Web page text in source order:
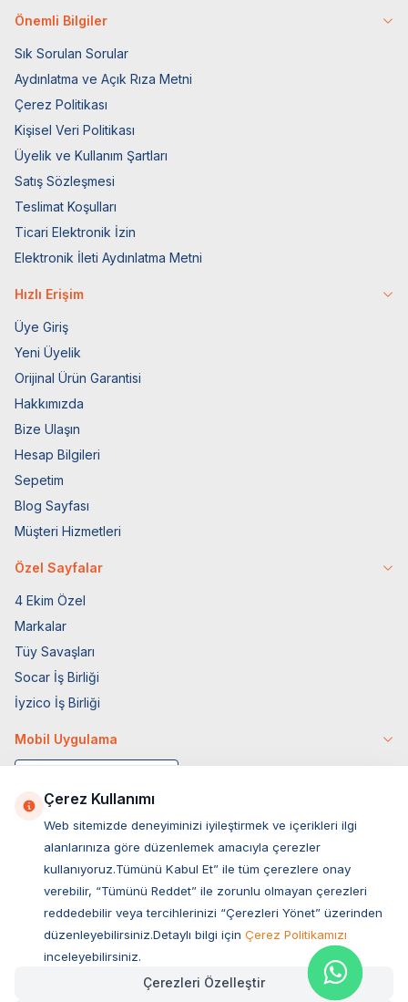
Önemli Bilgiler
Sık Sorulan Sorular
Aydınlatma ve Açık Rıza Metni
Çerez Politikası
Kişisel Veri Politikası
Üyelik ve Kullanım Şartları
Satış Sözleşmesi
Teslimat Koşulları
Ticari Elektronik İzin
Elektronik İleti Aydınlatma Metni
Hızlı Erişim
Üye Giriş
Yeni Üyelik
Orijinal Ürün Garantisi
Hakkımızda
Bize Ulaşın
Hesap Bilgileri
Sepetim
Blog Sayfası
Müşteri Hizmetleri
Özel Sayfalar
4 Ekim Özel
Markalar
Tüy Savaşları
Socar İş Birliği
İyzico İş Birliği
Mobil Uygulama
Müşteri Hizmetleri
Sıkça Sorulan Sorular
Çerez Kullanımı
Web sitemizde deneyiminizi iyileştirmek ve içerikleri ilgi
alanlarınıza göre düzenlemek amacıyla çerezler
kullanıyoruz.Tümünü Kabul Et” ile tüm çerezlere onay
verebilir, “Tümünü Reddet” ile zorunlu olmayan çerezleri
reddedebilir veya tercihlerinizi “Çerezleri Yönet” üzerinden
düzenleyebilirsiniz.Detaylı bilgi için Çerez Politikamızı
inceleyebilirsiniz.
Çerezleri Özelleştir